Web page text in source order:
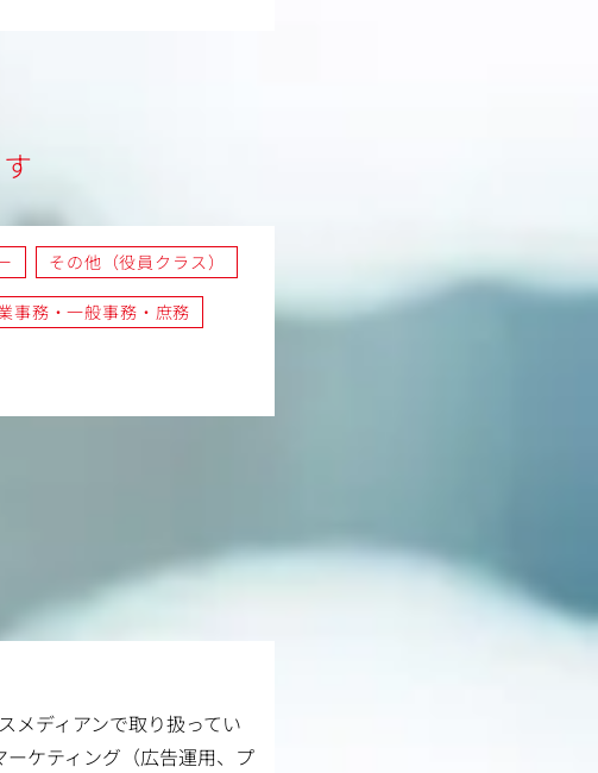
その他（役員クラス）
事務・一般事務・庶務
メディアンで取り扱ってい
ケティング（広告運用、プ